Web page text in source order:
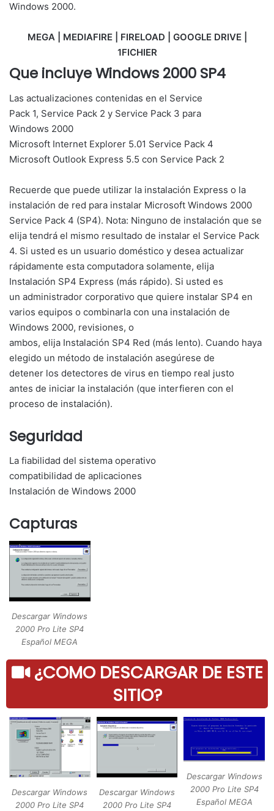
Windows 2000.
MEGA | MEDIAFIRE | FIRELOAD | GOOGLE DRIVE |
1FICHIER
Que incluye Windows 2000 SP4
Las actualizaciones contenidas en el Service
Pack 1, Service Pack 2 y Service Pack 3 para
Windows 2000
Microsoft Internet Explorer 5.01 Service Pack 4
Microsoft Outlook Express 5.5 con Service Pack 2
Recuerde que puede utilizar la instalación Express o la
instalación de red para instalar Microsoft Windows 2000
Service Pack 4 (SP4). Nota: Ninguno de instalación que se
elija tendrá el mismo resultado de instalar el Service Pack
4. Si usted es un usuario doméstico y desea actualizar
rápidamente esta computadora solamente, elija
Instalación SP4 Express (más rápido). Si usted es
un administrador corporativo que quiere instalar SP4 en
varios equipos o combinarla con una instalación de
Windows 2000, revisiones, o
ambos, elija Instalación SP4 Red (más lento). Cuando haya
elegido un método de instalación asegúrese de
detener los detectores de virus en tiempo real justo
antes de iniciar la instalación (que interfieren con el
proceso de instalación).
Seguridad
La fiabilidad del sistema operativo
compatibilidad de aplicaciones
Instalación de Windows 2000
Capturas
Descargar Windows
2000 Pro Lite SP4
Español MEGA
¿COMO DESCARGAR DE ESTE
SITIO?
Descargar Windows
2000 Pro Lite SP4
Descargar Windows
2000 Pro Lite SP4
Descargar Windows
2000 Pro Lite SP4
Español MEGA